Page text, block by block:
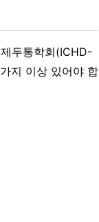
두통학회(ICHD-
지 이상 있어야 합